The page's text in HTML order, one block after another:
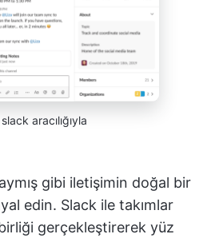
slack aracılığıyla
gibi iletişimin doğal bir
edin. Slack ile takımlar
gerçekleştirerek yüz